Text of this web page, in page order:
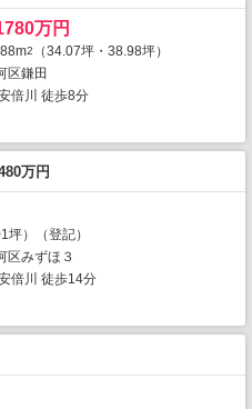
万円
2
（34.07坪・38.98坪）
区鎌田
倍川 徒歩8分
万円
坪）（登記）
区みずほ３
倍川 徒歩14分